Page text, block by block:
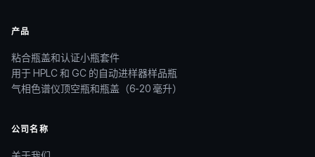
产品
粘合瓶盖和认证小瓶套件
用于 HPLC 和 GC 的自动进样器样品瓶
气相色谱仪顶空瓶和瓶盖（6-20 毫升）
公司名称